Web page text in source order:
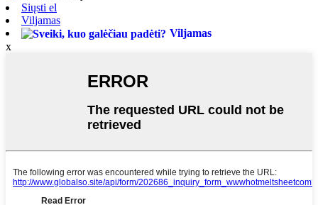
Siųsti el
Viljamas
Viljamas
x